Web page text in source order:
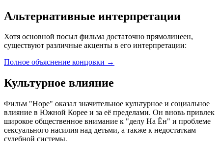
Альтернативные интерпретации
Хотя основной посыл фильма достаточно прямолинеен,
существуют различные акценты в его интерпретации:
Полное объяснение концовки →
Культурное влияние
Фильм "Hope" оказал значительное культурное и социальное
влияние в Южной Корее и за её пределами. Он вновь привлек
широкое общественное внимание к "делу На Ён" и проблеме
сексуального насилия над детьми, а также к недостаткам
судебной системы.